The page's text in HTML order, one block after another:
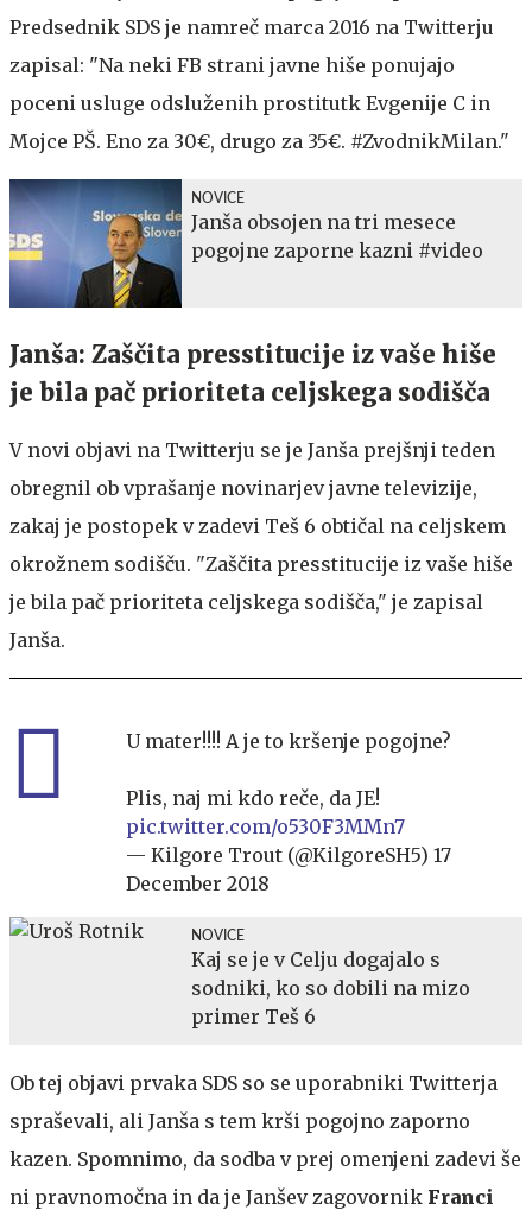
Predsednik SDS je namreč marca 2016 na Twitterju
zapisal: "Na neki FB strani javne hiše ponujajo
poceni usluge odsluženih prostitutk Evgenije C in
Mojce PŠ. Eno za 30€, drugo za 35€. #ZvodnikMilan."
NOVICE
Janša obsojen na tri mesece
pogojne zaporne kazni #video
Janša: Zaščita presstitucije iz vaše hiše
je bila pač prioriteta celjskega sodišča
V novi objavi na Twitterju se je Janša prejšnji teden
obregnil ob vprašanje novinarjev javne televizije,
zakaj je postopek v zadevi Teš 6 obtičal na celjskem
okrožnem sodišču. "Zaščita presstitucije iz vaše hiše
je bila pač prioriteta celjskega sodišča," je zapisal
Janša.
U mater!!!! A je to kršenje pogojne?
Plis, naj mi kdo reče, da JE!
pic.twitter.com/o530F3MMn7
— Kilgore Trout (@KilgoreSH5) 17
December 2018
NOVICE
Kaj se je v Celju dogajalo s
sodniki, ko so dobili na mizo
primer Teš 6
Ob tej objavi prvaka SDS so se uporabniki Twitterja
spraševali, ali Janša s tem krši pogojno zaporno
kazen. Spomnimo, da sodba v prej omenjeni zadevi še
ni pravnomočna in da je Janšev zagovornik Franci